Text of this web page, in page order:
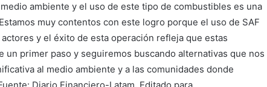
ambiente y el uso de este tipo de combustibles es una
muy contentos con este logro porque el uso de SAF
y el éxito de esta operación refleja que estas
un primer paso y seguiremos buscando alternativas que nos
al medio ambiente y a las comunidades donde